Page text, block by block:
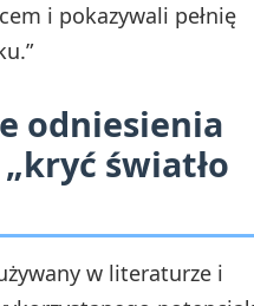
i pokazywali pełnię
odniesienia
światło
w literaturze i